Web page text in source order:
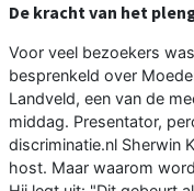
De kracht van het
Voor veel bezoekers
besprenkeld over
Landveld, een van de
middag. Presentator,
discriminatie.nl Sherwin
host. Maar waarom